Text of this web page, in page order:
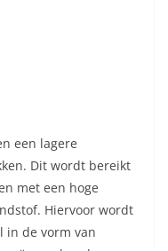
een lagere
Dit wordt bereikt
met een hoge
Hiervoor wordt
in de vorm van